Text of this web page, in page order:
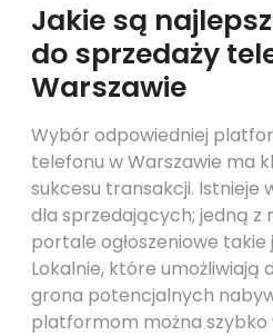
Jakie są
do sprzedaży
Warszawie
Wybór odpowiedniej
telefonu w Warszawie ma
sukcesu transakcji. Istnieje
dla sprzedających; jedną z
portale ogłoszeniowe takie
Lokalnie, które umożliwiają
grona potencjalnych
platformom można